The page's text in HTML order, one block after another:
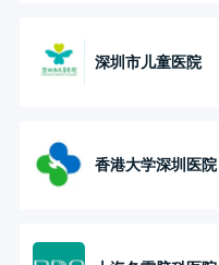
深圳市儿童医院
香港大学深圳医院